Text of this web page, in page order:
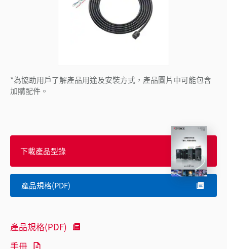
*為協助用戶了解產品用途及安裝方式，產品圖片中可能包含
加購配件。
下載產品型錄
產品規格(PDF)
產品規格(PDF)
手冊